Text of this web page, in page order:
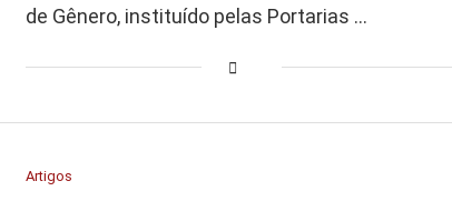
de Gênero, instituído pelas Portarias …
Artigos